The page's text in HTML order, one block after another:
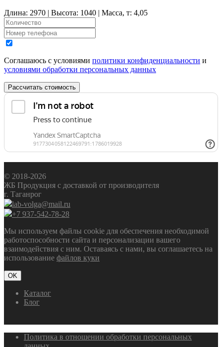
Длина: 2970 | Высота: 1040 | Масса, т: 4,05
Соглашаюсь с условиями политики конфиденциальности и
условиями обработки персональных данных
Рассчитать стоимость
© 2018-2026
ЖБ Продукция с доставкой от производителя
г. Таганрог
lab-volga@mail.ru
+7 937-542-78-28
Мы используем файлы cookie для обеспечения необходимой
работоспособности сайта и персонализации вашего
взаимодействия с ним. Оставаясь с нами, вы соглашаетесь на
использование файлов куки
OK
Каталог
Блог
Политика в отношении обработки персональных